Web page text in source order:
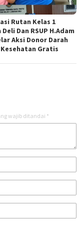
Rutan Kelas 1
Dan RSUP H.Adam
Aksi Donor Darah
Kesehatan Gratis
wajib ditandai *